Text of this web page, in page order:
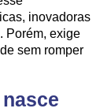
inovadoras
Porém, exige
sem romper